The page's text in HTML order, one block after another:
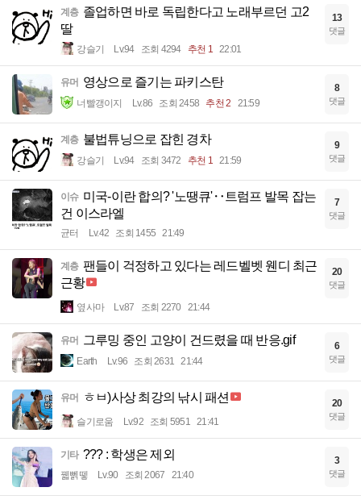
계층 졸업하면 바로 독립한다고 노래부르던 고2
딸
강슬기 Lv.94 조회 4294 추천 1 22:01
13
댓글
유머 영상으로 즐기는 파키스탄
너빨갱이지 Lv.86 조회 2458 추천 2 21:59
8
댓글
계층 불법튜닝으로 잡힌 경차
강슬기 Lv.94 조회 3472 추천 1 21:59
9
댓글
이슈 미국-이란 합의? '노땡큐'‥트럼프 발목 잡는
건 이스라엘
균터 Lv.42 조회 1455 21:49
7
댓글
계층 팬들이 걱정하고 있다는 레드벨벳 웬디 최근
근황
옆사마 Lv.87 조회 2270 21:44
20
댓글
유머 그루밍 중인 고양이 건드렸을 때 반응.gif
Earth Lv.96 조회 2631 21:44
6
댓글
유머 ㅎㅂ)사상 최강의 낚시 패션
슬기로움 Lv.92 조회 5951 21:41
20
댓글
기타 ??? : 학생은 제외
꿻뻵뗗 Lv.90 조회 2067 21:40
3
댓글